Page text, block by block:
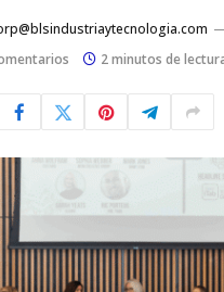
2 minutos de